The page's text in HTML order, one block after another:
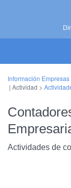
Información Empresas
| Actividad >
Actividades de